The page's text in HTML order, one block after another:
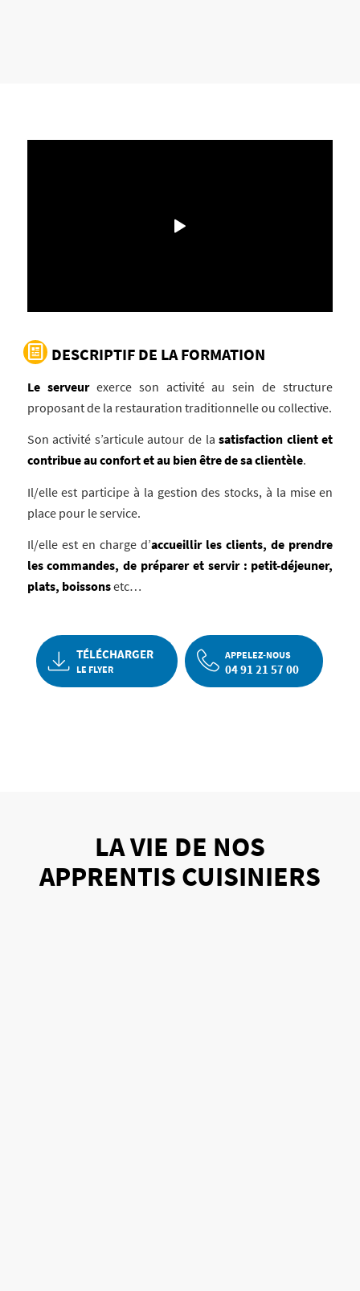
DESCRIPTIF DE LA FORMATION
Le serveurexerce son activité au sein de structure
proposant de la restauration traditionnelle ou collective.
Son activité s’articule autour de lasatisfaction client et
contribue au confort et au bien être de sa clientèle.
Il/elle est participe à la gestion des stocks, à la mise en
place pour le service.
Il/elle est en charge d’accueillir les clients, de prendre
les commandes, de préparer et servir : petit-déjeuner,
plats, boissonsetc…
TÉLÉCHARGER
LE FLYER
APPELEZ-NOUS
04 91 21 57 00
LA VIE DE NOS
APPRENTIS CUISINIERS